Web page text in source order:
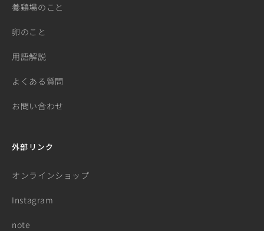
養鶏場のこと
卵のこと
用語解説
よくある質問
お問い合わせ
外部リンク
オンラインショップ
Instagram
note